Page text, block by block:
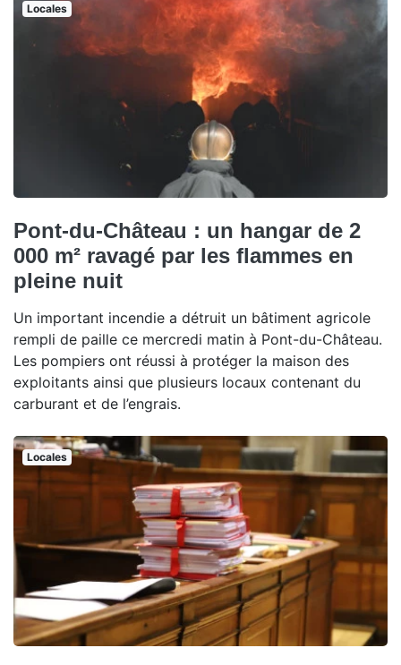
Locales
Pont-du-Château : un hangar de 2
000 m² ravagé par les flammes en
pleine nuit
Un important incendie a détruit un bâtiment agricole
rempli de paille ce mercredi matin à Pont-du-Château.
Les pompiers ont réussi à protéger la maison des
exploitants ainsi que plusieurs locaux contenant du
carburant et de l’engrais.
Locales